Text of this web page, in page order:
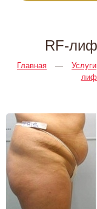
RF-
Главная — Услуги